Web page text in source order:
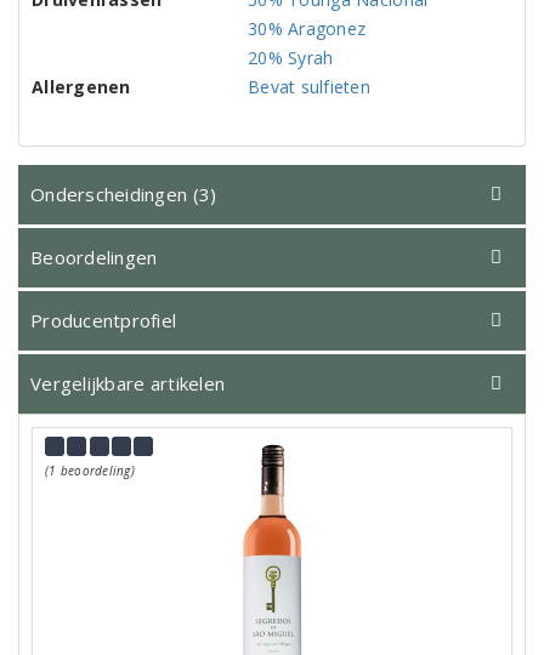
30% Aragonez
20% Syrah
Allergenen
Bevat sulfieten
Onderscheidingen (3)
Beoordelingen
Producentprofiel
Vergelijkbare artikelen
(1 beoordeling)